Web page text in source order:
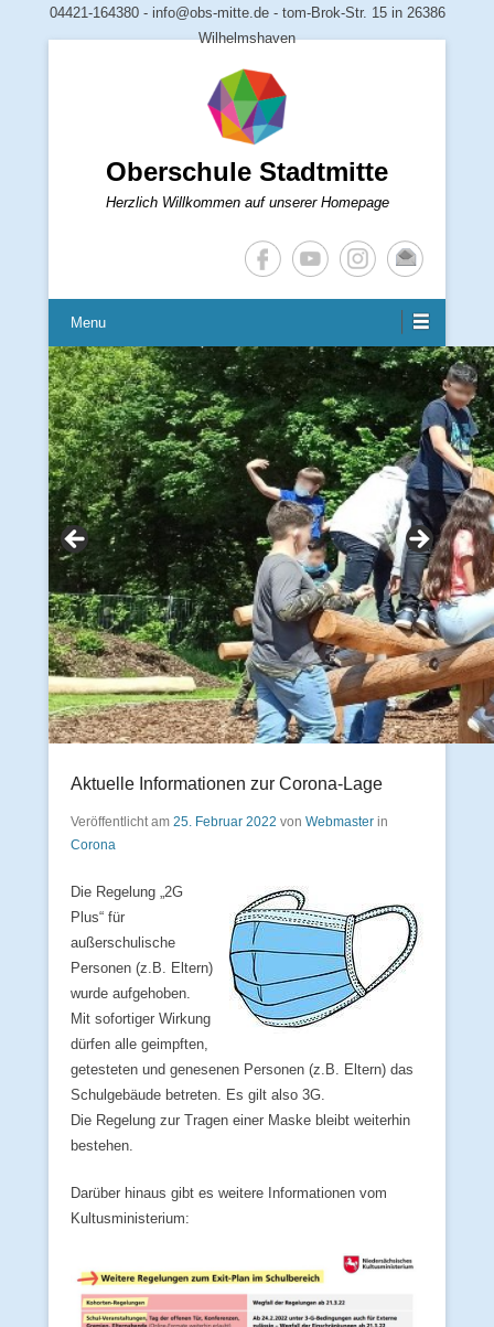
04421-164380 - info@obs-mitte.de - tom-Brok-Str. 15 in 26386
Wilhelmshaven
Oberschule Stadtmitte
Herzlich Willkommen auf unserer Homepage
Menu
Aktuelle Informationen zur Corona-Lage
Veröffentlicht am 25. Februar 2022 von Webmaster in
Corona
Die Regelung „2G
Plus“ für
außerschulische
Personen (z.B. Eltern)
wurde aufgehoben.
Mit sofortiger Wirkung
dürfen alle geimpften,
getesteten und genesenen Personen (z.B. Eltern) das
Schulgebäude betreten. Es gilt also 3G.
Die Regelung zur Tragen einer Maske bleibt weiterhin
bestehen.
Darüber hinaus gibt es weitere Informationen vom
Kultusministerium: